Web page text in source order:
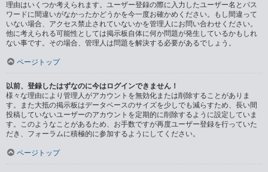
理由はいくつか考えられます。ユーザー登録の際に入力したユーザー名とパス
ワードに間違いがなかったかどうかを今一度お確かめください。もし間違って
いない場合、アクセス禁止されていないかを管理人にお問い合わせください。
他に考えられる可能性としては掲示板自体に何か問題が発生しているかもしれ
ない事です。その場合、管理人は問題を解決する必要があるでしょう。
ページトップ
以前、登録したはずなのに今はログインできません！
様々な理由により管理人がアカウントを無効化または削除することがありま
す。また大抵の掲示板はデータベースのサイズを少しでも減らすため、長い間
投稿していないユーザーのアカウントを定期的に削除するように設定していま
す。このようなことがあるため、お手数ですが再度ユーザー登録を行っていた
だき、フォーラムに積極的に参加するようにしてください。
ページトップ